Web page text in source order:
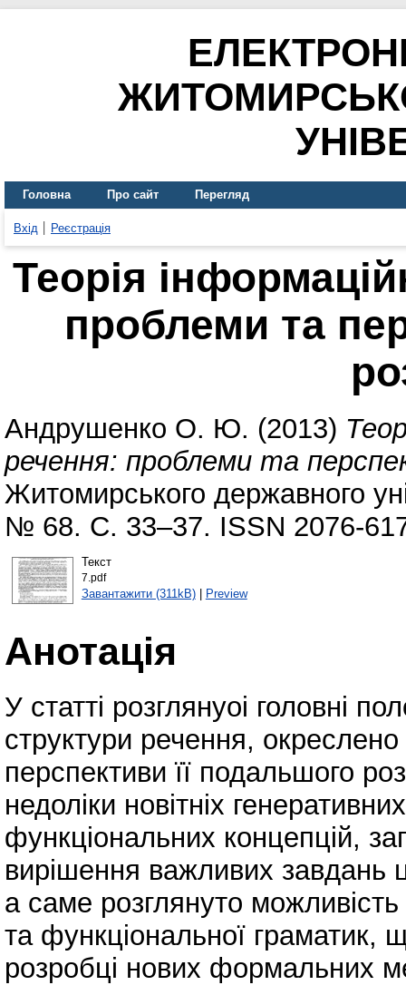
Головна Про сайт Перегляд
Вхід Реєстрація
Теорія
проблеми та
Андрушенко О. Ю. (2013)
речення: проблеми та
Житомирського державного
№ 68. С. 33–37. ISSN 2076-
Текст
7.pdf
Завантажити (311kB)| Preview
Анотація
У статті розглянуоі головні
структури речення,
перспективи її подальшого
недоліки новітніх
функціональних концепцій,
вирішення важливих завдань
а саме розглянуто можливість
та функціональної граматик,
розробці нових формальних